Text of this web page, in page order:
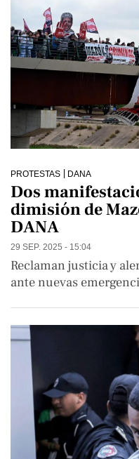
PROTESTAS DANA
Dos
dimisión de
DANA
29 SEP. 2025 - 15:04
Reclaman justicia y
ante nuevas